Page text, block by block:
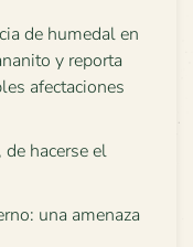
de humedal en
y reporta
afectaciones
hacerse el
una amenaza